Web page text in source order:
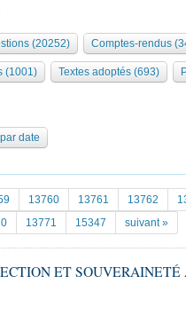
Bureau Collège des
... )
(20252) Comptes-rendus
(1001) Textes adoptés (693)
date
13760 13761 13762
13771 15347 suivant »
ET SOUVERAINETÉ